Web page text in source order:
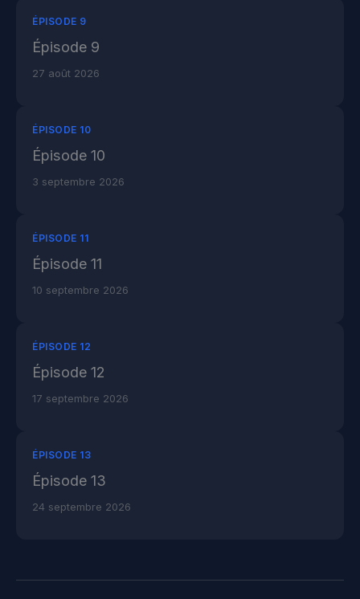
ÉPISODE 9
Épisode 9
27 août 2026
ÉPISODE 10
Épisode 10
3 septembre 2026
ÉPISODE 11
Épisode 11
10 septembre 2026
ÉPISODE 12
Épisode 12
17 septembre 2026
ÉPISODE 13
Épisode 13
24 septembre 2026